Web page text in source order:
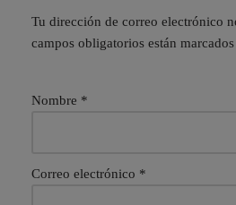
Tu dirección de correo electrónico
campos obligatorios están
Nombre *
Correo electrónico *